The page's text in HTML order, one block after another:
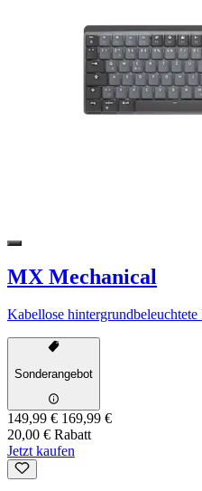
MX Mechanical
Kabellose
Sonderangebot
149,99 € 169,99 €
20,00 € Rabatt
Jetzt kaufen